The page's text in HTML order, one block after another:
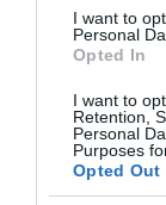
I want to
Personal
Opted In
I want to
Retention,
Personal
Purposes
Opted Out